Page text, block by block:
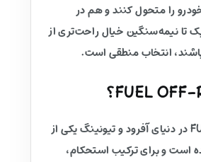
را متحول کنند و هم در
تا نیمه‌سنگین خیال راحت‌تری از
انتخاب منطقی است.
برند FUEL OFF-ROAD در دنیای آفرود و تیونینگ یکی از
است و برای ترکیب استحکام،